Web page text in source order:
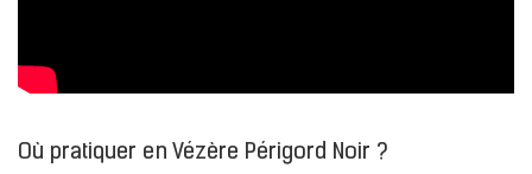
Où pratiquer en Vézère Périgord Noir ?